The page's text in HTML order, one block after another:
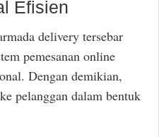
Efisien
delivery tersebar
pemesanan online
Dengan demikian,
pelanggan dalam bentuk